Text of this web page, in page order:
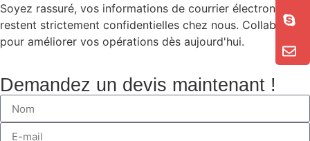
Soyez rassuré, vos informations de courrier électronique
restent strictement confidentielles chez nous. Collaborons
pour améliorer vos opérations dès aujourd'hui.
Demandez un devis maintenant !